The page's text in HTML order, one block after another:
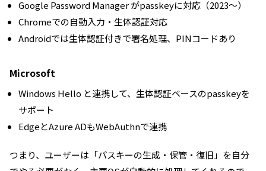
Google Password Manager がpasskeyに対応（2023〜）
Chromeでの自動入力・生体認証対応
Androidでは生体認証付きで署名処理、PINコードあり
Microsoft
Windows Hello と連携して、生体認証ベースのpasskeyを
サポート
EdgeとAzure ADもWebAuthnで連携
つまり、ユーザーは「パスキーの生成・保管・復旧」を自分